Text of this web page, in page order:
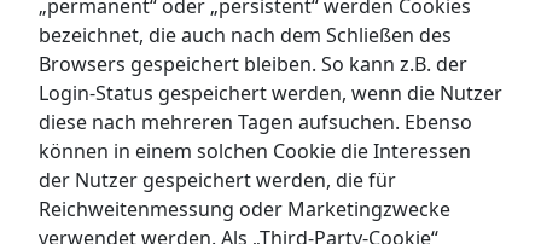
„permanent“ oder „persistent“ werden Cookies
bezeichnet, die auch nach dem Schließen des
Browsers gespeichert bleiben. So kann z.B. der
Login-Status gespeichert werden, wenn die Nutzer
diese nach mehreren Tagen aufsuchen. Ebenso
können in einem solchen Cookie die Interessen
der Nutzer gespeichert werden, die für
Reichweitenmessung oder Marketingzwecke
verwendet werden. Als „Third-Party-Cookie“